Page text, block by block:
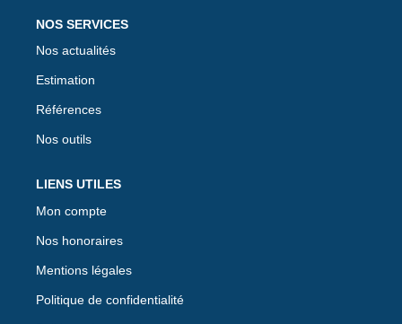
NOS SERVICES
Nos actualités
Estimation
Références
Nos outils
LIENS UTILES
Mon compte
Nos honoraires
Mentions légales
Politique de confidentialité